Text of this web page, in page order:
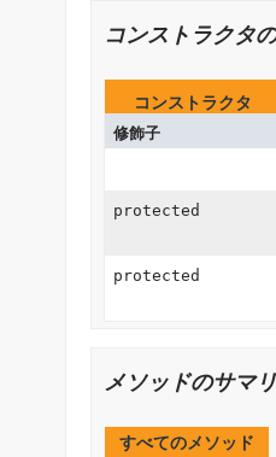
コンストラクタ
コンストラクタ
修飾子
protected
protected
メソッドのサマ
すべてのメソッド